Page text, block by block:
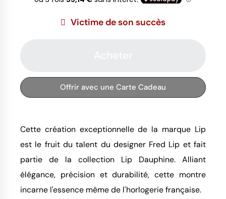
Victime de son succès
Offrir avec une Carte Cadeau
Cette création exceptionnelle de la marque Lip
est le fruit du talent du designer Fred Lip et fait
partie de la collection Lip Dauphine. Alliant
élégance, précision et durabilité, cette montre
incarne l'essence même de l'horlogerie française.